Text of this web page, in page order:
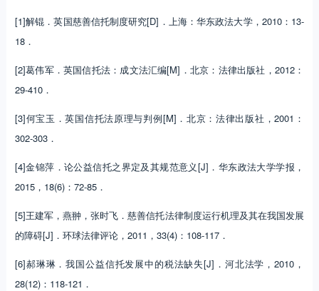
[1]解锟．英国慈善信托制度研究[D]．上海：华东政法大学，2010：13-
18．
[2]葛伟军．英国信托法：成文法汇编[M]．北京：法律出版社，2012：
29-410．
[3]何宝玉．英国信托法原理与判例[M]．北京：法律出版社，2001：
302-303．
[4]金锦萍．论公益信托之界定及其规范意义[J]．华东政法大学学报，
2015，18(6)：72-85．
[5]王建军，燕翀，张时飞．慈善信托法律制度运行机理及其在我国发展
的障碍[J]．环球法律评论，2011，33(4)：108-117．
[6]郝琳琳．我国公益信托发展中的税法缺失[J]．河北法学，2010，
28(12)：118-121．